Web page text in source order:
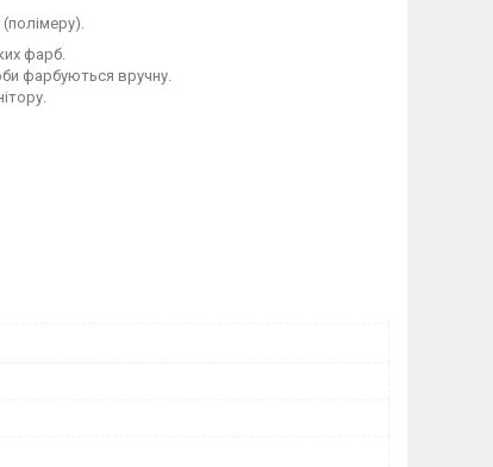
фарб.
фарбуються вручну.